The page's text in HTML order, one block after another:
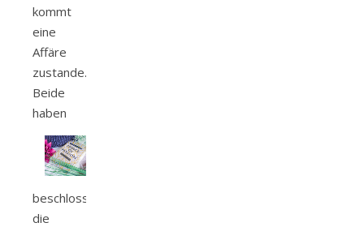
kommt
eine
Affäre
zustande.
Beide
haben
beschlossen
die